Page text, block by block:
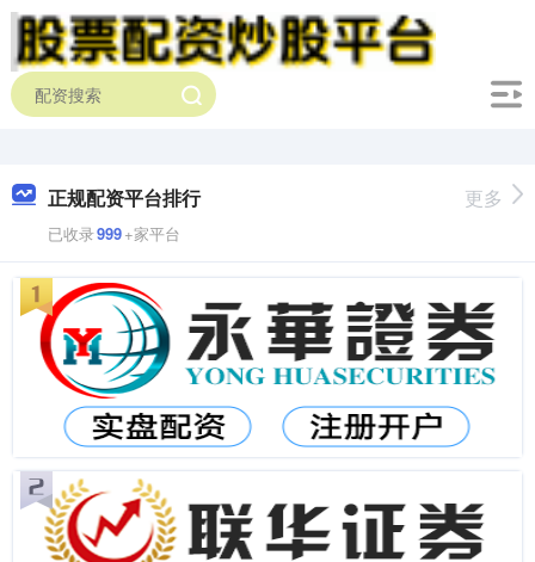
正规配资平台排行
已收录999+家平台
更多